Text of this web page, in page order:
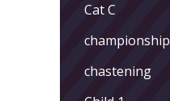
Cat C
championship
chastening